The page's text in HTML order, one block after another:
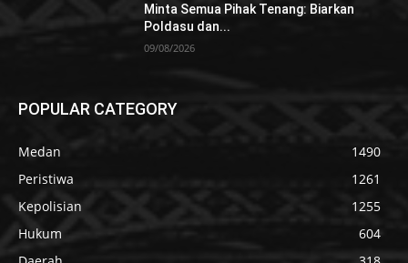
Minta Semua Pihak Tenang: Biarkan
Poldasu dan...
09/08/2026
POPULAR CATEGORY
Medan
1490
Peristiwa
1261
Kepolisian
1255
Hukum
604